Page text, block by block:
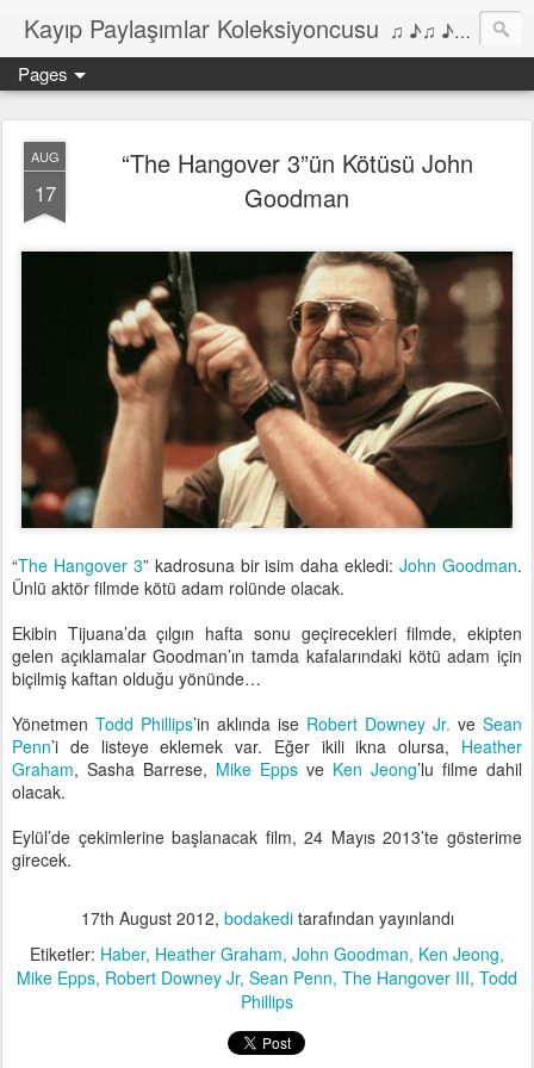
Kayıp Paylaşımlar Koleksiyoncusu ♫ ♪♫ ♪ ♫ ♪♫ ♪•♫♪ 2006'dan bu yana Film, Dizi, Müzik ve Kitaplar üzerine Yazılar Diyarı...
Pages
AUG
17
“The Hangover 3”ün Kötüsü John
Goodman
“The Hangover 3” kadrosuna bir isim daha ekledi:John Goodman.
Ünlü aktör filmde kötü adam rolünde olacak.
Ekibin Tijuana’da çılgın hafta sonu geçirecekleri filmde, ekipten
gelen açıklamalar Goodman’ın tamda kafalarındaki kötü adam için
biçilmiş kaftan olduğu yönünde…
Yönetmen Todd Phillips’in aklında ise Robert Downey Jr. ve Sean
Penn’i de listeye eklemek var. Eğer ikili ikna olursa, Heather
Graham, Sasha Barrese, Mike Epps ve Ken Jeong’lu filme dahil
olacak.
Eylül’de çekimlerine başlanacak film, 24 Mayıs 2013’te gösterime
girecek.
17th August 2012, bodakeditarafından yayınlandı
Etiketler: Haber Heather Graham John Goodman Ken Jeong
Mike Epps Robert Downey Jr Sean Penn The Hangover III Todd
Phillips